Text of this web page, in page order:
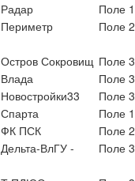
Радар
Поле 1
Периметр
Поле 2
Остров Сокровищ Поле 3
Влада
Поле 3
Новостройки33
Поле 3
Спарта
Поле 1
ФК ПСК
Поле 2
Дельта-ВлГУ -
Поле 3